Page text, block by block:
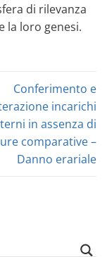
di rilevanza
la loro genesi.
Conferimento e
incarichi
in assenza di
comparative –
Danno erariale